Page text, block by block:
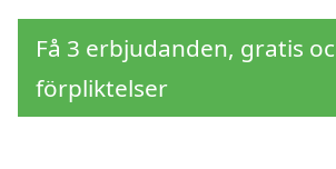
Få 3 erbjudanden, gratis
förpliktelser